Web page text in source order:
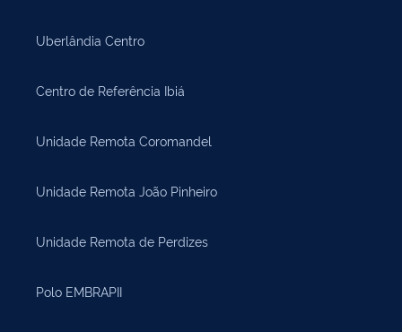
Uberlândia Centro
Centro de Referência Ibiá
Unidade Remota Coromandel
Unidade Remota João Pinheiro
Unidade Remota de Perdizes
Polo EMBRAPII